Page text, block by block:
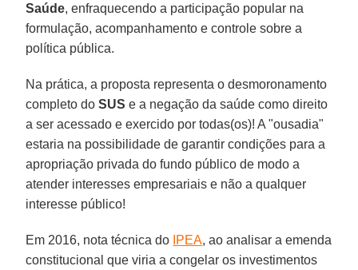
Saúde, enfraquecendo a participação popular na
formulação, acompanhamento e controle sobre a
política pública.
Na prática, a proposta representa o desmoronamento
completo doSUS e a negação da saúde como direito
a ser acessado e exercido por todas(os)! A "ousadia"
estaria na possibilidade de garantir condições para a
apropriação privada do fundo público de modo a
atender interesses empresariais e não a qualquer
interesse público!
Em 2016, nota técnica do IPEA, ao analisar a emenda
constitucional que viria a congelar os investimentos